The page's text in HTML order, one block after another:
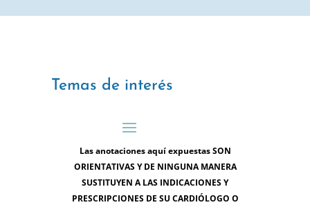
Temas de interés
Las anotaciones aquí expuestas SON
ORIENTATIVAS Y DE NINGUNA MANERA
SUSTITUYEN A LAS INDICACIONES Y
PRESCRIPCIONES DE SU CARDIÓLOGO O